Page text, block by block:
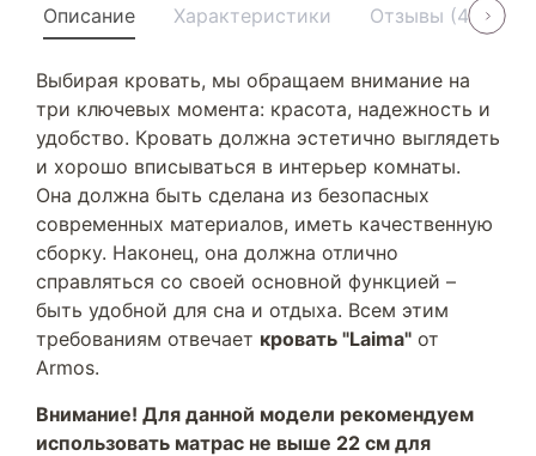
Описание Характеристики Отзывы (40)
Выбирая кровать, мы обращаем внимание на
три ключевых момента: красота, надежность и
удобство. Кровать должна эстетично выглядеть
и хорошо вписываться в интерьер комнаты.
Она должна быть сделана из безопасных
современных материалов, иметь качественную
сборку. Наконец, она должна отлично
справляться со своей основной функцией –
быть удобной для сна и отдыха. Всем этим
требованиям отвечает кровать "Laima" от
Armos.
Внимание! Для данной модели рекомендуем
использовать матрас не выше 22 см для